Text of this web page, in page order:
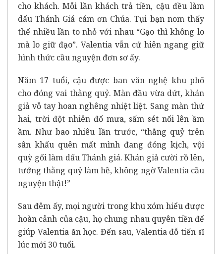
cho khách. Mỗi lần khách trả tiền, cậu đều làm
dấu Thánh Giá cám ơn Chúa. Tụi bạn nom thấy
thế nhiều lần to nhỏ với nhau “Gạo thì không lo
mà lo giữ đạo”. Valentia vẫn cứ hiên ngang giữ
hình thức cầu nguyện đơn sơ ấy.
Năm 17 tuổi, cậu được ban văn nghệ khu phố
cho đóng vai thằng quỷ. Màn đầu vừa dứt, khán
giả vỗ tay hoan nghêng nhiệt liệt. Sang màn thứ
hai, trời đột nhiên đổ mưa, sấm sét nổi lên ầm
ầm. Như bao nhiêu lần trước, “thằng quỷ trên
sân khấu quên mất mình đang đóng kịch, vội
quỳ gối làm dấu Thánh giá. Khán giả cười rồ lên,
tưởng thằng quỷ làm hề, không ngờ Valentia cầu
nguyện thật!”
Sau đêm ấy, mọi người trong khu xóm hiểu được
hoàn cảnh của cậu, họ chung nhau quyên tiền để
giúp Valentia ăn học. Đến sau, Valentia đỗ tiến sĩ
lúc mới 30 tuổi.